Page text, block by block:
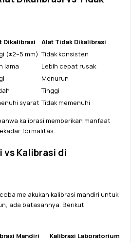
Dikalibrasi
Alat Tidak Dikalibrasi
(±2–5 mm) Tidak konsisten
lama
Lebih cepat rusak
Menurun
Tinggi
syarat Tidak memenuhi
kalibrasi memberikan manfaat
formalitas.
vs Kalibrasi di
melakukan kalibrasi mandiri untuk
ada batasannya. Berikut
Mandiri
Kalibrasi Laboratorium